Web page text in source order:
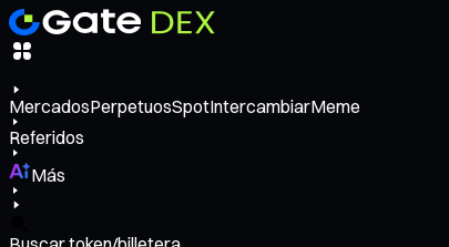
MercadosPerpetuosSpotIntercambiarMeme
Referidos
Más